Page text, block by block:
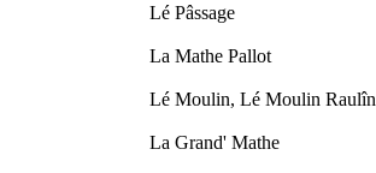
Lé Pâssage
La Mathe Pallot
Lé Moulin, Lé Moulin Raulîn
La Grand' Mathe